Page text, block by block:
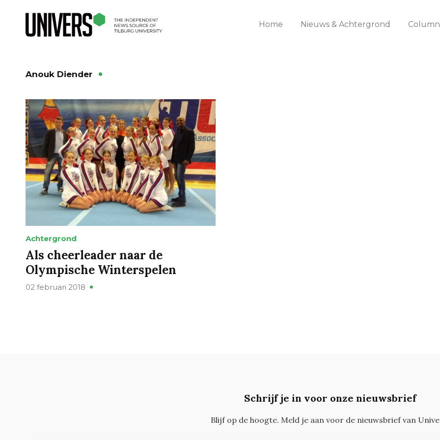
Home Nieuws & Achtergrond
Anouk Diender
Achtergrond
Als cheerleader naar de
Olympische Winterspelen
02 februari 2018
Schrijf je in voor onze nieuwsbrief
Blijf op de hoogte. Meld je aan voor de nieuwsbrief van